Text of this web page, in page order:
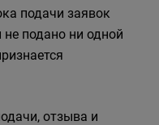
подачи заявок
подано ни одной
отзыва и